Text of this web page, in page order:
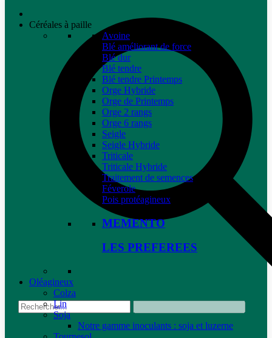
Céréales à paille
Avoine
Blé améliorant de force
Blé dur
Blé tendre
Blé tendre Printemps
Orge Hybride
Orge de Printemps
Orge 2 rangs
Orge 6 rangs
Seigle
Seigle Hybride
Triticale
Triticale Hybride
Traitement de semences
Féverole
Pois protéagineux
MEMENTO
LES PREFEREES
Oléagineux
Colza
Lin
Soja
Notre gamme inoculants : soja et luzerne